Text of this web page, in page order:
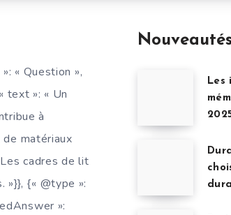
« Question »,
text »: « Un
à
de matériaux
cadres de lit
{« @type »:
»:
Les